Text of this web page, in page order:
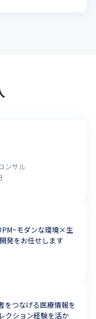
ンサル
PM~モダンな環境×生
発をお任せします
をつなげる医療情報を
クション経験を活か